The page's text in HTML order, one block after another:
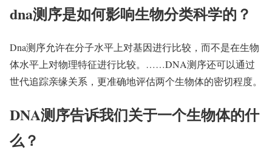
dna测序是如何影响生物分类科学的？
Dna测序允许在分子水平上对基因进行比较，而不是在生物
体水平上对物理特征进行比较。……DNA测序还可以通过
世代追踪亲缘关系，更准确地评估两个生物体的密切程度。
DNA测序告诉我们关于一个生物体的什
么？